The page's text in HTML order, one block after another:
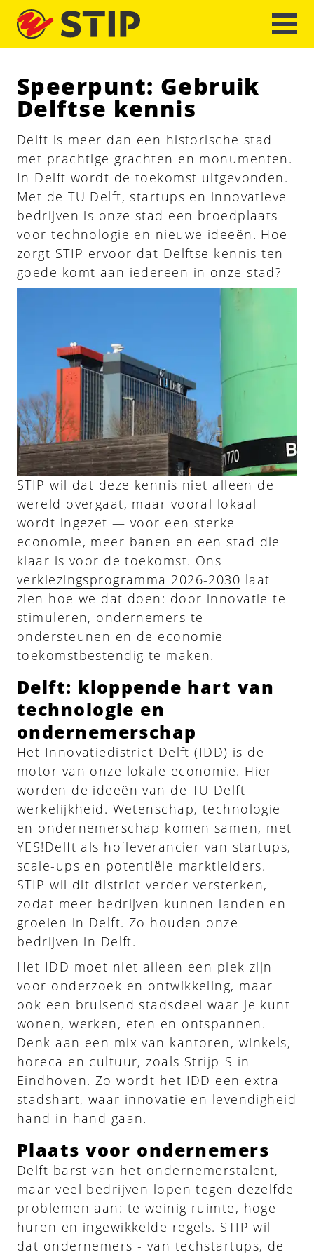
Speerpunt: Gebruik
Delftse kennis
Delft is meer dan een historische stad
met prachtige grachten en monumenten.
In Delft wordt de toekomst uitgevonden.
Met de TU Delft, startups en innovatieve
bedrijven is onze stad een broedplaats
voor technologie en nieuwe ideeën. Hoe
zorgt STIP ervoor dat Delftse kennis ten
goede komt aan iedereen in onze stad?
STIP wil dat deze kennis niet alleen de
wereld overgaat, maar vooral lokaal
wordt ingezet — voor een sterke
economie, meer banen en een stad die
klaar is voor de toekomst. Ons
verkiezingsprogramma 2026-2030 laat
zien hoe we dat doen: door innovatie te
stimuleren, ondernemers te
ondersteunen en de economie
toekomstbestendig te maken.
Delft: kloppende hart van
technologie en
ondernemerschap
Het Innovatiedistrict Delft (IDD) is de
motor van onze lokale economie. Hier
worden de ideeën van de TU Delft
werkelijkheid. Wetenschap, technologie
en ondernemerschap komen samen, met
YES!Delft als hofleverancier van startups,
scale-ups en potentiële marktleiders.
STIP wil dit district verder versterken,
zodat meer bedrijven kunnen landen en
groeien in Delft. Zo houden onze
bedrijven in Delft.
Het IDD moet niet alleen een plek zijn
voor onderzoek en ontwikkeling, maar
ook een bruisend stadsdeel waar je kunt
wonen, werken, eten en ontspannen.
Denk aan een mix van kantoren, winkels,
horeca en cultuur, zoals Strijp-S in
Eindhoven. Zo wordt het IDD een extra
stadshart, waar innovatie en levendigheid
hand in hand gaan.
Plaats voor ondernemers
Delft barst van het ondernemerstalent,
maar veel bedrijven lopen tegen dezelfde
problemen aan: te weinig ruimte, hoge
huren en ingewikkelde regels. STIP wil
dat ondernemers - van techstartups, de